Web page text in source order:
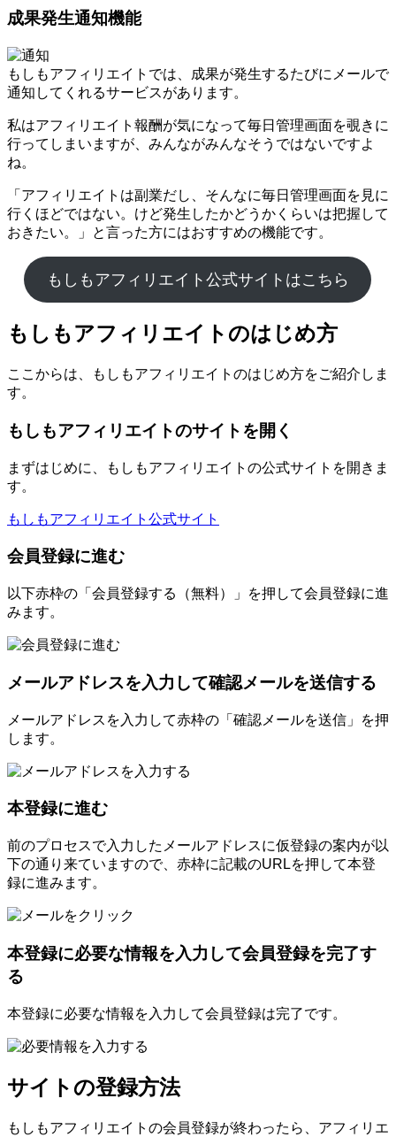
成果発生通知機能
もしもアフィリエイトでは、成果が発生するたびにメールで
通知してくれるサービスがあります。
私はアフィリエイト報酬が気になって毎日管理画面を覗きに
行ってしまいますが、みんながみんなそうではないですよ
ね。
「アフィリエイトは副業だし、そんなに毎日管理画面を見に
行くほどではない。けど発生したかどうかくらいは把握して
おきたい。」と言った方にはおすすめの機能です。
もしもアフィリエイト公式サイトはこちら
もしもアフィリエイトのはじめ方
ここからは、もしもアフィリエイトのはじめ方をご紹介しま
す。
もしもアフィリエイトのサイトを開く
まずはじめに、もしもアフィリエイトの公式サイトを開きま
す。
もしもアフィリエイト公式サイト
会員登録に進む
以下赤枠の「会員登録する（無料）」を押して会員登録に進
みます。
メールアドレスを入力して確認メールを送信する
メールアドレスを入力して赤枠の「確認メールを送信」を押
します。
本登録に進む
前のプロセスで入力したメールアドレスに仮登録の案内が以
下の通り来ていますので、赤枠に記載のURLを押して本登
録に進みます。
本登録に必要な情報を入力して会員登録を完了す
る
本登録に必要な情報を入力して会員登録は完了です。
サイトの登録方法
もしもアフィリエイトの会員登録が終わったら、アフィリエ